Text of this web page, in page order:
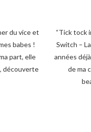
du vice et
babes !
part, elle
découverte
“Tick tock
Switch –
années
de ma